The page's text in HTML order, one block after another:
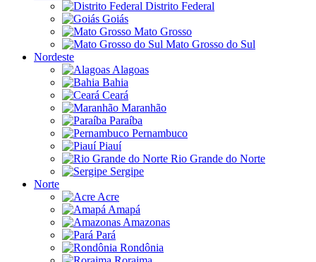
Distrito Federal
Goiás
Mato Grosso
Mato Grosso do Sul
Nordeste
Alagoas
Bahia
Ceará
Maranhão
Paraíba
Pernambuco
Piauí
Rio Grande do Norte
Sergipe
Norte
Acre
Amapá
Amazonas
Pará
Rondônia